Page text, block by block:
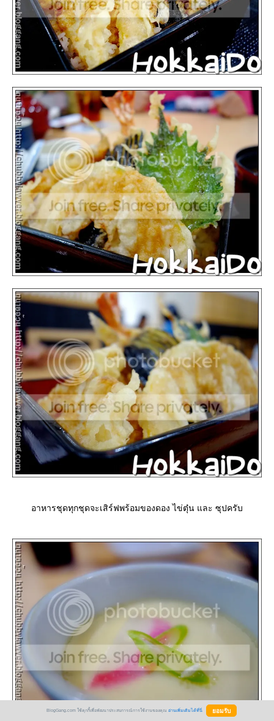
อาหารชุดทุกชุดจะเสิร์ฟพร้อมของดอง ไข่ตุ๋น และ ซุปครับ
BlogGang.com ใช้คุกกี้เพื่อพัฒนาประสบการณ์การใช้งานของคุณ อ่านเพิ่มเติมได้ที่นี่